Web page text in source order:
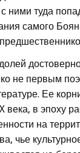
ними туда
самого
не первым
Ее
века, в эпоху
на
чье